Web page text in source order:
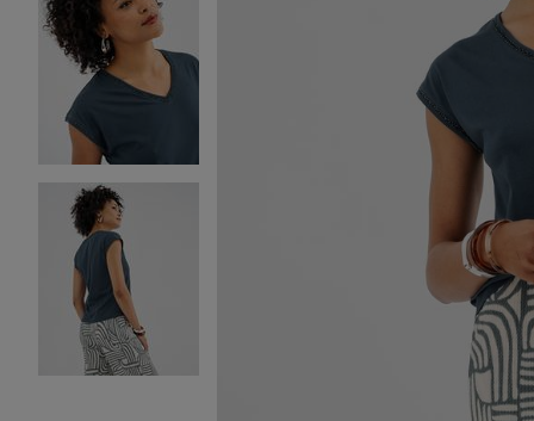
Image 2 sur 3
Image 3 sur 3